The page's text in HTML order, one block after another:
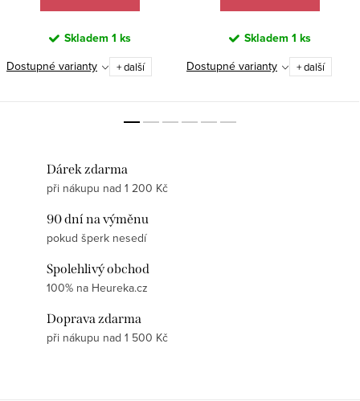
Skladem 1 ks
Dostupné varianty + další
Skladem 1 ks
Dostupné varianty + další
Dárek zdarma
při nákupu nad 1 200 Kč
90 dní na výměnu
pokud šperk nesedí
Spolehlivý obchod
100% na Heureka.cz
Doprava zdarma
při nákupu nad 1 500 Kč